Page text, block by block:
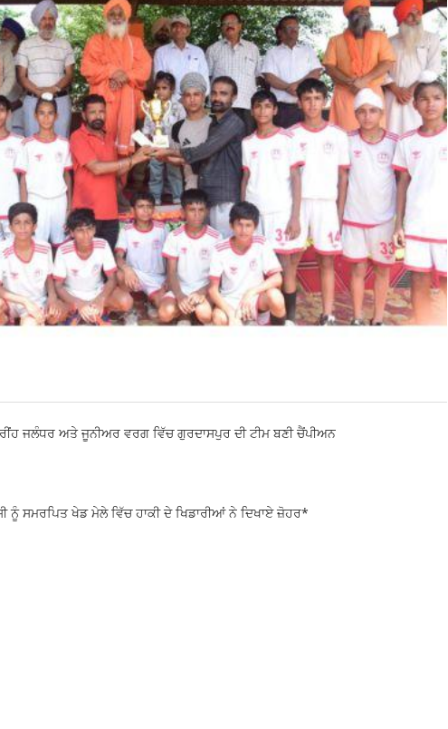
ਜਲੰਧਰ ਅਤੇ ਜੂਨੀਅਰ ਵਰਗ ਵਿੱਚ ਗੁਰਦਾਸਪੁਰ ਦੀ ਟੀਮ ਬਣੀ ਚੈਂਪੀਅਨ
ਨੂੰ ਸਮਰਪਿਤ ਖੇਡ ਮੇਲੇ ਵਿੱਚ ਹਾਕੀ ਦੇ ਖਿਡਾਰੀਆਂ ਨੇ ਦਿਖਾਏ ਜ਼ੋਹਰ*